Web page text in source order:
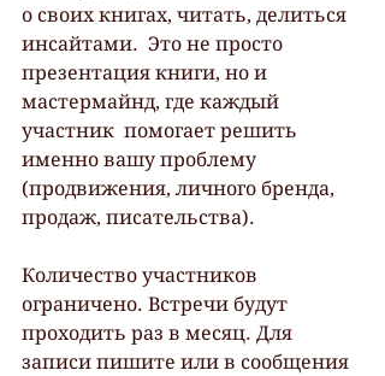
о своих книгах, читать, делиться
инсайтами.  Это не просто
презентация книги, но и
мастермайнд, где каждый
участник  помогает решить
именно вашу проблему
(продвижения, личного бренда,
продаж, писательства).
Количество участников
ограничено. Встречи будут
проходить раз в месяц. Для
записи пишите или в сообщения